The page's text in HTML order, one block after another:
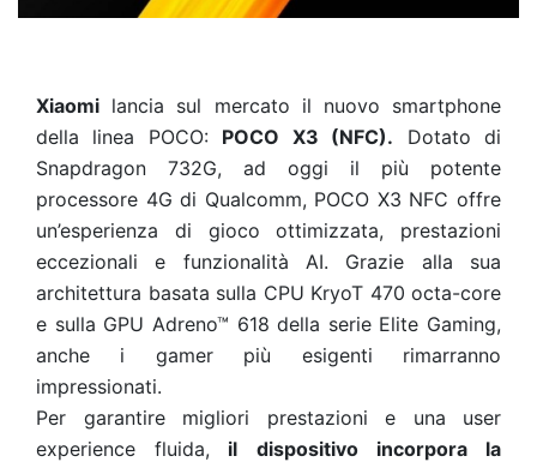
Xiaomi lancia sul mercato il nuovo smartphone
della linea POCO: POCO X3 (NFC). Dotato di
Snapdragon 732G, ad oggi il più potente
processore 4G di Qualcomm, POCO X3 NFC offre
un’esperienza di gioco ottimizzata, prestazioni
eccezionali e funzionalità AI. Grazie alla sua
architettura basata sulla CPU KryoT 470 octa-core
e sulla GPU Adreno™ 618 della serie Elite Gaming,
anche i gamer più esigenti rimarranno
impressionati.
Per garantire migliori prestazioni e una user
experience fluida, il dispositivo incorpora la